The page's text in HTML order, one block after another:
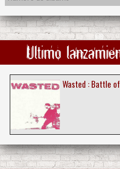
Ultimo
Wasted : Battle